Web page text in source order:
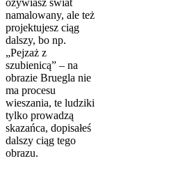
ożywiasz świat
namalowany, ale też
projektujesz ciąg
dalszy, bo np.
„Pejzaż z
szubienicą” – na
obrazie Bruegla nie
ma procesu
wieszania, te ludziki
tylko prowadzą
skazańca, dopisałeś
dalszy ciąg tego
obrazu.